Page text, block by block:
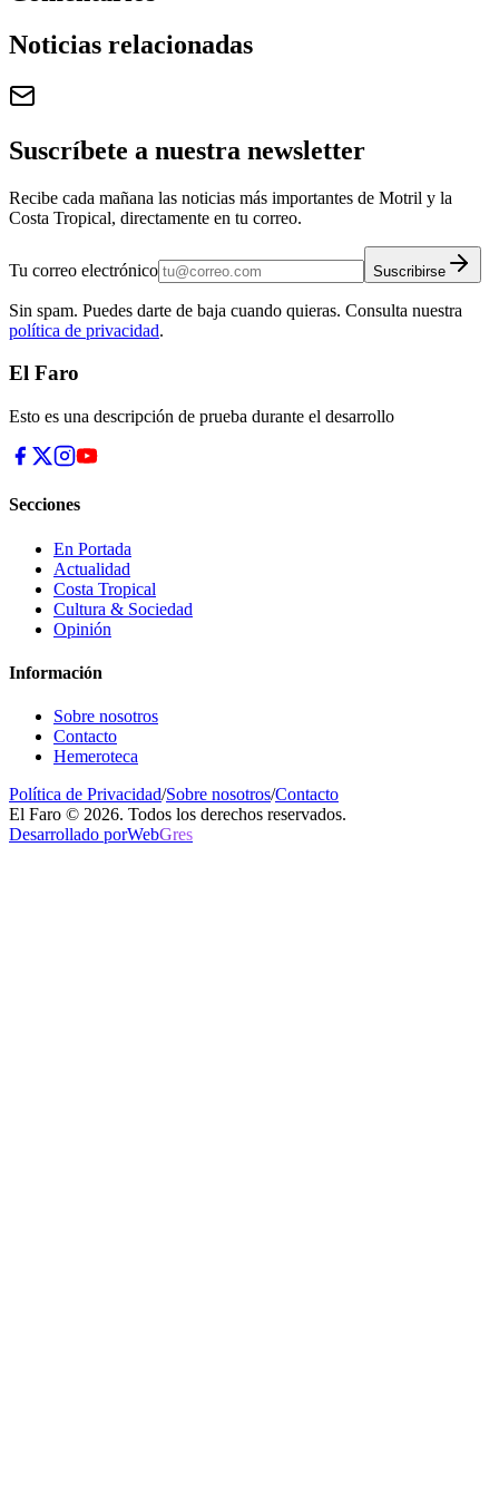
Noticias relacionadas
Suscríbete a nuestra newsletter
Recibe cada mañana las noticias más importantes de Motril y la
Costa Tropical, directamente en tu correo.
Tu correo electrónico Suscribirse
Sin spam. Puedes darte de baja cuando quieras. Consulta nuestra
política de privacidad.
El Faro
Esto es una descripción de prueba durante el desarrollo
Secciones
En Portada
Actualidad
Costa Tropical
Cultura & Sociedad
Opinión
Información
Sobre nosotros
Contacto
Hemeroteca
Política de Privacidad/Sobre nosotros/Contacto
El Faro © 2026. Todos los derechos reservados.
Desarrollado porWebGres